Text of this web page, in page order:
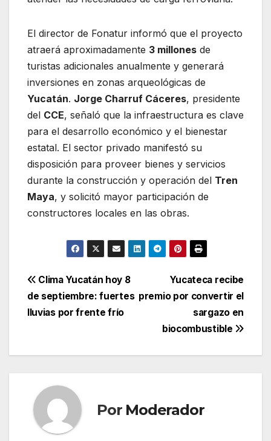
El director de Fonatur informó que el proyecto
atraerá aproximadamente 3 millones de
turistas adicionales anualmente y generará
inversiones en zonas arqueológicas de
Yucatán. Jorge Charruf Cáceres, presidente
del CCE, señaló que la infraestructura es clave
para el desarrollo económico y el bienestar
estatal. El sector privado manifestó su
disposición para proveer bienes y servicios
durante la construcción y operación del Tren
Maya, y solicitó mayor participación de
constructores locales en las obras.
Navegación
de
Yucateca recibe
premio por convertir el
sargazo en
biocombustible
Clima Yucatán hoy 8
de septiembre: fuertes
lluvias por frente frío
Por Moderador